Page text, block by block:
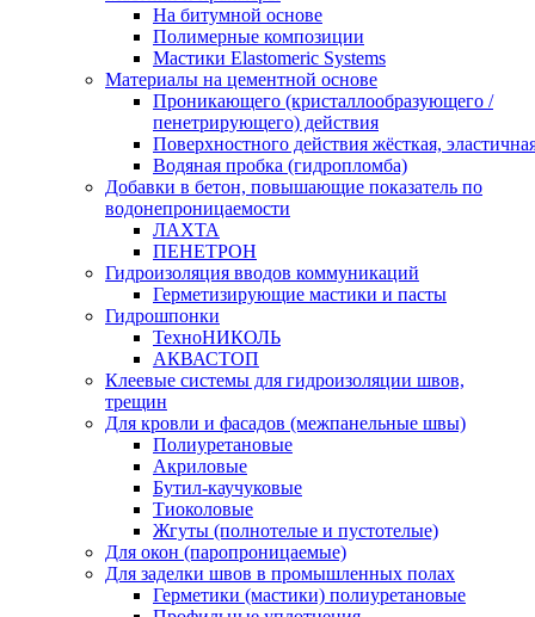
На битумной основе
Полимерные композиции
Мастики Elastomeric Systems
Материалы на цементной основе
Проникающего (кристаллообразующего /
пенетрирующего) действия
Поверхностного действия жёсткая,
Водяная пробка (гидропломба)
Добавки в бетон, повышающие показатель по
водонепроницаемости
ЛАХТА
ПЕНЕТРОН
Гидроизоляция вводов коммуникаций
Герметизирующие мастики и пасты
Гидрошпонки
ТехноНИКОЛЬ
АКВАСТОП
Клеевые системы для гидроизоляции швов,
трещин
Для кровли и фасадов (межпанельные швы)
Полиуретановые
Акриловые
Бутил-каучуковые
Тиоколовые
Жгуты (полнотелые и пустотелые)
Для окон (паропроницаемые)
Для заделки швов в промышленных полах
Герметики (мастики) полиуретановые